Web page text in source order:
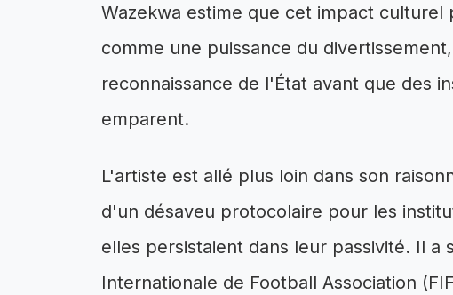
Wazekwa estime que cet impact culturel
comme une puissance du
reconnaissance de l'État avant que des
emparent.
L'artiste est allé plus loin dans son
d'un désaveu protocolaire pour les
elles persistaient dans leur passivité. Il a
Internationale de Football Association